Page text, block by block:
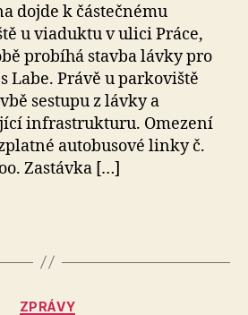
dojde k částečnému
u viaduktu v ulici Práce,
probíhá stavba lávky pro
Labe. Právě u parkoviště
sestupu z lávky a
infrastrukturu. Omezení
autobusové linky č.
Zastávka […]
Rubriky
ZPRÁVY